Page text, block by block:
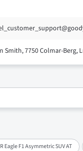
Eagle F1 Asymmetric SUV AT
Smith, 7750 Colmar-Berg,